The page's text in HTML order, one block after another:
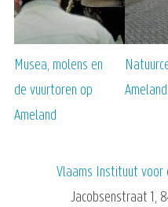
Musea, molens en
de vuurtoren op
Ameland
Ameland
Vlaams Instituut voor
Jacobsenstraat 1,